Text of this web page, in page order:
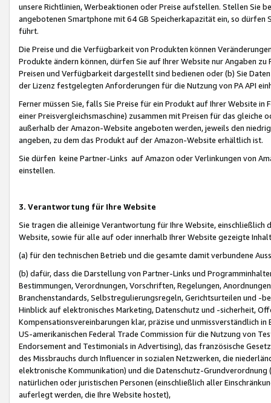
unsere Richtlinien, Werbeaktionen oder Preise aufstellen. Stellen Sie
angebotenen Smartphone mit 64 GB Speicherkapazität ein, so dürfen
führt.
Die Preise und die Verfügbarkeit von Produkten können
Produkte ändern können, dürfen Sie auf Ihrer Website nur Angaben
Preisen und Verfügbarkeit dargestellt sind bedienen oder (b) Sie
der Lizenz festgelegten Anforderungen für die Nutzung von PA API
Ferner müssen Sie, falls Sie Preise für ein Produkt auf Ihrer Website
einer Preisvergleichsmaschine) zusammen mit Preisen für das
außerhalb der Amazon-Website angeboten werden, jeweils den
angeben, zu dem das Produkt auf der Amazon-Website erhältlich ist.
Sie dürfen keine Partner-Links auf Amazon oder Verlinkungen von
einstellen.
3. Verantwortung für Ihre Website
Sie tragen die alleinige Verantwortung für Ihre Website,
Website, sowie für alle auf oder innerhalb Ihrer Website gezeigte
(a) für den technischen Betrieb und die gesamte damit verbundene
(b) dafür, dass die Darstellung von Partner-Links und
Bestimmungen, Verordnungen, Vorschriften, Regelungen,
Branchenstandards, Selbstregulierungsregeln, Gerichtsurteilen und -
Hinblick auf elektronisches Marketing, Datenschutz und -sicherheit,
Kompensationsvereinbarungen klar, präzise und unmissverständlich
US-amerikanischen Federal Trade Commission für die Nutzung von
Endorsement and Testimonials in Advertising), das französische
des Missbrauchs durch Influencer in sozialen Netzwerken, die
elektronische Kommunikation) und die Datenschutz-
natürlichen oder juristischen Personen (einschließlich aller
auferlegt werden, die Ihre Website hostet),